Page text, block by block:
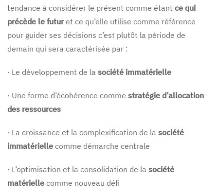
tendance à considérer le présent comme étant ce qui
précède le futuret ce qu’elle utilise comme référence
pour guider ses décisions c’est plutôt la période de
demain qui sera caractérisée par :
· Le développement de la société immatérielle
· Une forme d’écohérence comme stratégie d’allocation
des ressources
· La croissance et la complexification de la société
immatérielle comme démarche centrale
· L’optimisation et la consolidation de la société
matérielle comme nouveau défi